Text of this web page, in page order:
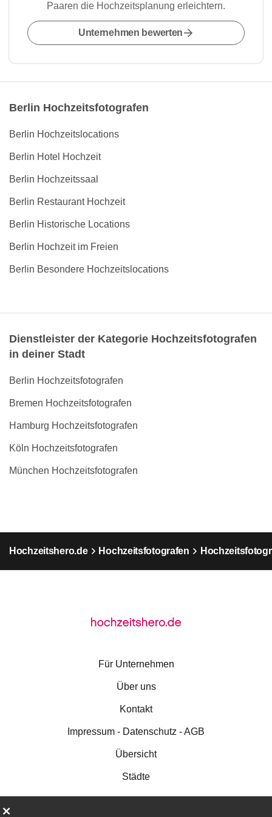
Paaren die Hochzeitsplanung erleichtern.
Unternehmen bewerten
Berlin Hochzeitsfotografen
Berlin Hochzeitslocations
Berlin Hotel Hochzeit
Berlin Hochzeitssaal
Berlin Restaurant Hochzeit
Berlin Historische Locations
Berlin Hochzeit im Freien
Berlin Besondere Hochzeitslocations
Dienstleister der Kategorie Hochzeitsfotografen
in deiner Stadt
Berlin Hochzeitsfotografen
Bremen Hochzeitsfotografen
Hamburg Hochzeitsfotografen
Köln Hochzeitsfotografen
München Hochzeitsfotografen
Hochzeitshero.de Hochzeitsfotografen
Für Unternehmen
Über uns
Kontakt
Impressum - Datenschutz - AGB
Übersicht
Städte